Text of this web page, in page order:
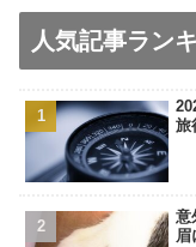
人気記事ラン
旅
意
眉